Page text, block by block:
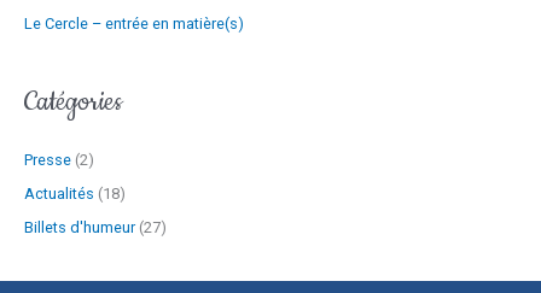
Le Cercle – entrée en matière(s)
Catégories
Presse (2)
Actualités (18)
Billets d'humeur(27)